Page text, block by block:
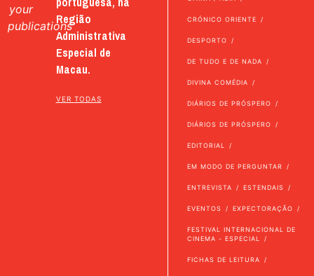
your
publicationsRegião
Administrativa
Especial de
Macau.
VER TODAS
CRÓNICO ORIENTE
DESPORTO
DE TUDO E DE NADA
DIVINA COMÉDIA
DIÁRIOS DE PRÓSPERO
DIÁRIOS DE PRÓSPERO
EDITORIAL
EM MODO DE PERGUNTAR
ENTREVISTA ESTENDAIS
EVENTOS EXPECTORAÇÃO
FESTIVAL INTERNACIONAL DE
CINEMA - ESPECIAL
FICHAS DE LEITURA